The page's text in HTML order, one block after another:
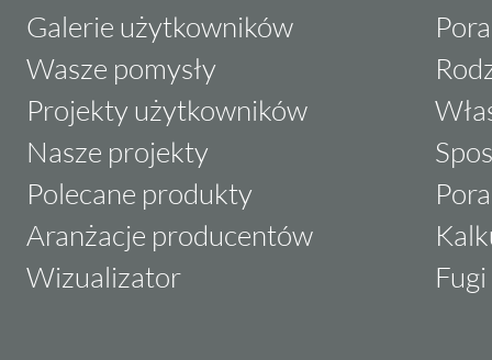
Galerie użytkowników
Wasze pomysły
Projekty użytkowników
Nasze projekty
Polecane produkty
Aranżacje producentów
Wizualizator